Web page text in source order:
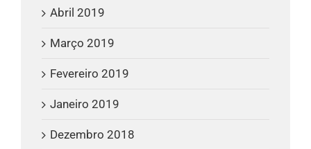
Abril 2019
Março 2019
Fevereiro 2019
Janeiro 2019
Dezembro 2018